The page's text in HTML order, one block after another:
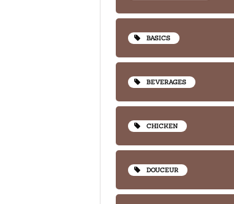
BASICS
BEVERAGES
CHICKEN
DOUCEUR